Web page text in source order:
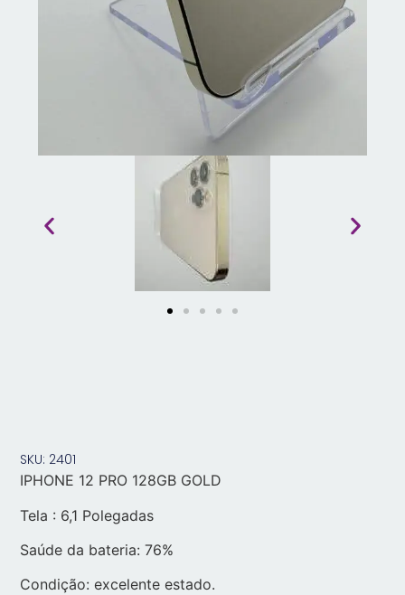
SKU: 2401
IPHONE 12 PRO 128GB GOLD
Tela : 6,1 Polegadas
Saúde da bateria: 76%
Condição: excelente estado.